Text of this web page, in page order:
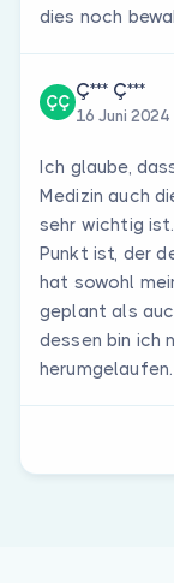
dies noch
ÇÇ
Ç*** Ç***
16 Juni 2024
Ich glaube,
Medizin auch
sehr wichtig
Punkt ist, der
hat sowohl
geplant als
dessen bin ich